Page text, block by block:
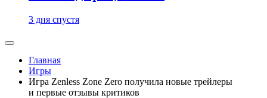
3 дня спустя
Главная
Игры
Игра Zenless Zone Zero получила новые трейлеры
и первые отзывы критиков